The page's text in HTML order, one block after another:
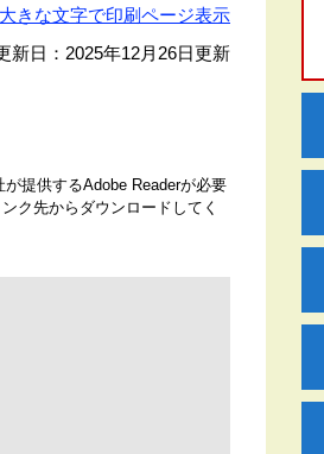
大きな文字で印刷ページ表示
新日：2025年12月26日更新
提供するAdobe Readerが必要
ク先からダウンロードしてく